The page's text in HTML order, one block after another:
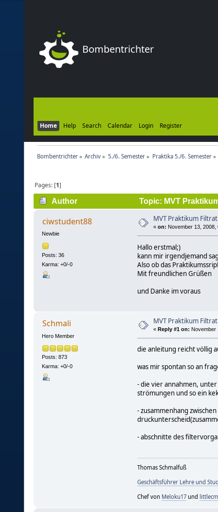
Bombentrichter
Home Help Search Calendar Login Register
Bombentrichter» Archiv » 5./6. Semester » Praktika 5./6. Semester»
Pages: [1]
Author
Topic: MVT
ciwstudent88
Newbie
Posts: 36
Karma: +0/-0
MVT Praktikum
« on: November 13, 2008,
Hallo erstmal;)
kann mir irgendjemand
Also ob das
Mit freundlichen Grüßen
und Danke im voraus
Schmali
Hero Member
Posts: 873
Karma: +0/-0
MVT Praktikum
« Reply #1 on: November
die anleitung reicht völlig
was mir spontan so an
- die vier annahmen,
strömungen und so ein
- zusammenhang
- abschnitte des
Thomas Schmalfuß
Geschäftsführer Lehre und
Chef von Meloku17 und